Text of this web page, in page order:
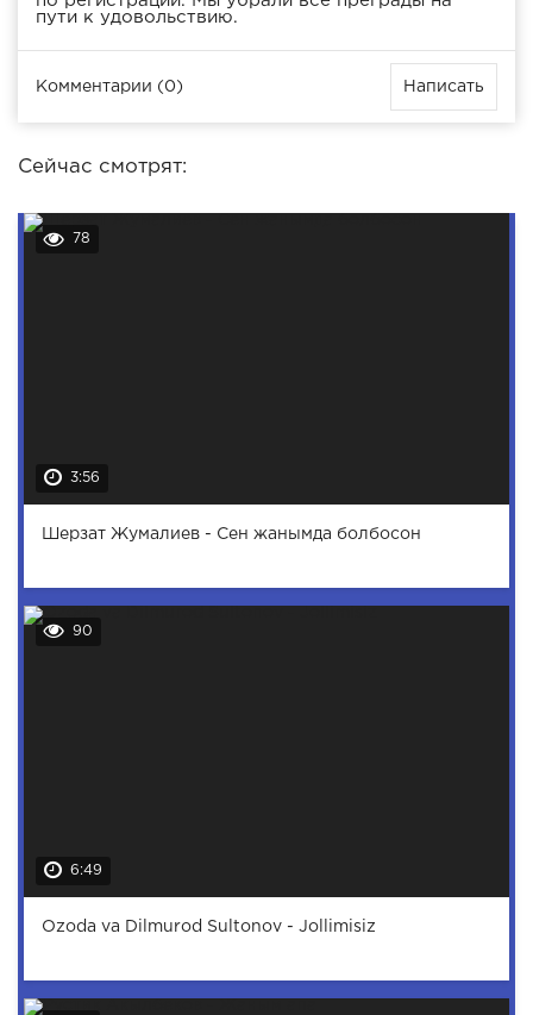
пути к удовольствию.
Комментарии (0) Написать
Сейчас смотрят:
78
3:56
Шерзат Жумалиев - Сен жанымда болбосон
90
6:49
Ozoda va Dilmurod Sultonov - Jollimisiz